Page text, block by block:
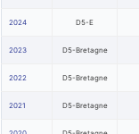
2024 D5-E
2023 D5-Bretagne
2022 D5-Bretagne
2021 D5-Bretagne